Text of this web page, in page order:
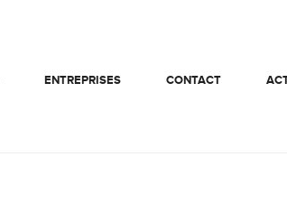
ENTREPRISES CONTACT